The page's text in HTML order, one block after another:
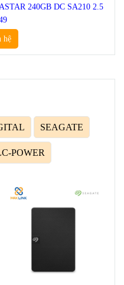
240GB DC SA210 2.5
hệ
SEAGATE
POWER